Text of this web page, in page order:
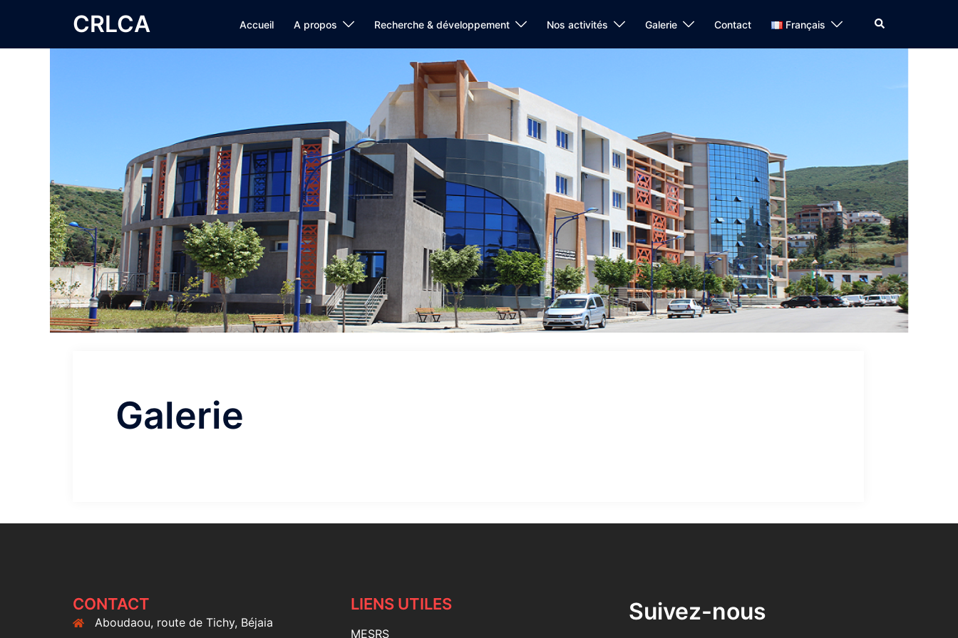
CRLCA Accueil A propos Recherche & développement Nos activités Galerie Contact Français
Galerie
CONTACT
Aboudaou, route de Tichy, Béjaia
LIENS UTILES
MESRS
Suivez-nous